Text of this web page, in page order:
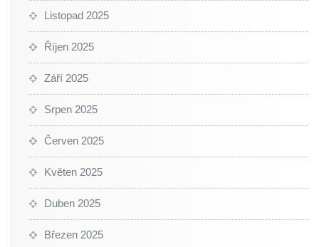
Listopad 2025
Říjen 2025
Září 2025
Srpen 2025
Červen 2025
Květen 2025
Duben 2025
Březen 2025